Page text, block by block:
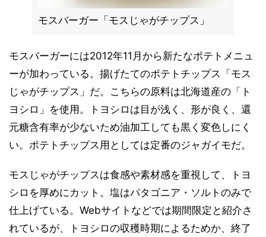
モスバーガー「モスじゃがチップス」
モスバーガーには2012年11月から新たなポテトメニュ
ーが加わっている。揚げたてのポテトチップス「モス
じゃがチップス」だ。こちらの原料は北海道産の「ト
ヨシロ」を使用。トヨシロは目が浅く、形が良く、還
元糖含有率が少ないため油加工しても黒く変色しにく
い。ポテトチップス用としては定番のジャガイモだ。
モスじゃがチップスは食感や素材感を重視して、トヨ
シロを厚めにカット。塩はパタゴニア・ソルトのみで
仕上げている。Webサイトなどでは期間限定と紹介さ
れているが、トヨシロの収穫時期によるためか、終了